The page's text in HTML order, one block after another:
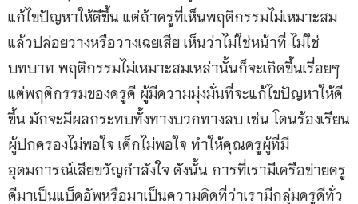
แก้ไขปัญหาให้ดีขึ้น แต่ถ้าครูที่เห็นพฤติกรรมไม่เหมาะสม
แล้วปล่อยวางหรือวางเฉยเสีย เห็นว่าไม่ใช่หน้าที่ ไม่ใช่
บทบาท พฤติกรรมไม่เหมาะสมเหล่านั้นก็จะเกิดขึ้นเรื่อยๆ
แต่พฤติกรรมของครูดี ผู้มีความมุ่งมั่นที่จะแก้ไขปัญหาให้ดี
ขึ้น มักจะมีผลกระทบทั้งทางบวกทางลบ เช่น โดนร้องเรียน
ผู้ปกครองไม่พอใจ เด็กไม่พอใจ ทำให้คุณครูผู้ที่มี
อุดมการณ์เสียขวัญกำลังใจ ดังนั้น การที่เรามีเครือข่ายครู
ดีมาเป็นแบ็คอัพหรือมาเป็นความคิดที่ว่าเรามีกลุ่มครูดีทั่ว